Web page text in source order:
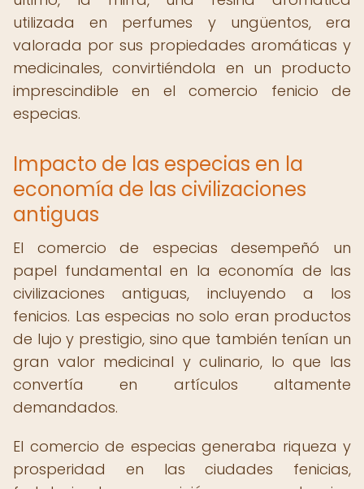
utilizada en perfumes y ungüentos, era
valorada por sus propiedades aromáticas y
medicinales, convirtiéndola en un producto
imprescindible en el comercio fenicio de
especias.
Impacto de las especias en la
economía de las civilizaciones
antiguas
El comercio de especias desempeñó un
papel fundamental en la economía de las
civilizaciones antiguas, incluyendo a los
fenicios. Las especias no solo eran productos
de lujo y prestigio, sino que también tenían un
gran valor medicinal y culinario, lo que las
convertía en artículos altamente
demandados.
El comercio de especias generaba riqueza y
prosperidad en las ciudades fenicias,